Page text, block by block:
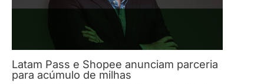
Latam Pass e Shopee anunciam parceria
para acúmulo de milhas